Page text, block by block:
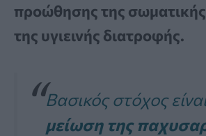
προώθησης της
της υγιεινής διατροφής.
Βασικός στόχος
μείωση της